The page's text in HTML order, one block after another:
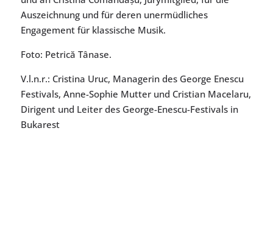
Auszeichnung und für deren unermüdliches
Engagement für klassische Musik.
Foto: Petrică Tânase.
V.l.n.r.: Cristina Uruc, Managerin des George Enescu
Festivals, Anne-Sophie Mutter und Cristian Macelaru,
Dirigent und Leiter des George-Enescu-Festivals in
Bukarest